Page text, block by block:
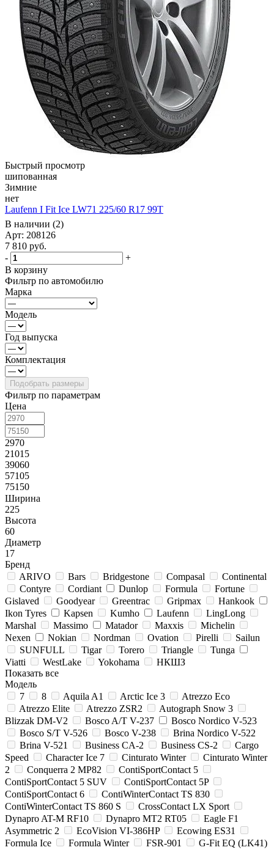
Быстрый просмотр
шипованная
Зимние
нет
Laufenn I Fit Ice LW71 225/60 R17 99T
В наличии (2)
Арт: 208126
7 810 руб.
-
+
В корзину
Фильтр по автомобилю
Марка
Модель
Год выпуска
Комплектация
Фильтр по параметрам
Цена
2970
21015
39060
57105
75150
Ширина
225
Высота
60
Диаметр
17
Бренд
ARIVO
Bars Bridgestone Compasal
Continental
Contyre
Cordiant Dunlop Formula
Fortune
Gislaved
Goodyear Greentrac Gripmax
Hankook
Ikon Tyres
Kapsen Kumho Laufenn
LingLong
Marshal
Massimo Matador Maxxis
Michelin
Nexen
Nokian Nordman Ovation Pirelli
Sailun
SUNFULL
Tigar Torero Triangle
Tunga
Viatti
WestLake Yokohama
НКШЗ
Показать все
Модель
7
8 Aquila A1 Arctic Ice 3
Atrezzo Eco
Atrezzo Elite
Atrezzo ZSR2
Autograph Snow 3
Blizzak DM-V2
Bosco A/T V-237
Bosco Nordico V-523
Bosco S/T V-526
Bosco V-238
Brina Nordico V-522
Brina V-521
Business CA-2 Business CS-2
Cargo
Speed
Character Ice 7 Cinturato Winter
Cinturato Winter
2
Conquerra 2 MP82
ContiSportContact 5
ContiSportContact 5 SUV
ContiSportContact 5P
ContiSportContact 6
ContiWinterContact TS 830
ContiWinterContact TS 860 S
CrossContact LX Sport
Dynapro AT-M RF10
Dynapro MT2 RT05
Eagle F1
Asymmetric 2
EcoVision VI-386HP
Ecowing ES31
Formula Ice
Formula Winter FSR-901
G-Fit EQ (LK41)